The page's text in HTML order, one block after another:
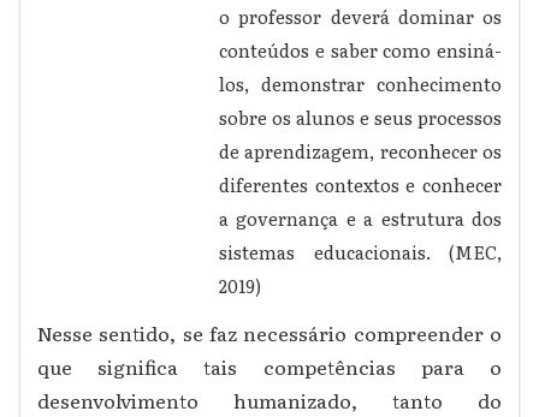
o professor deverá dominar os
conteúdos e saber como ensiná-
los, demonstrar conhecimento
sobre os alunos e seus processos
de aprendizagem, reconhecer os
diferentes contextos e conhecer
a governança e a estrutura dos
sistemas educacionais. (MEC,
2019)
Nesse sentido, se faz necessário compreender o
que significa tais competências para o
desenvolvimento humanizado, tanto do